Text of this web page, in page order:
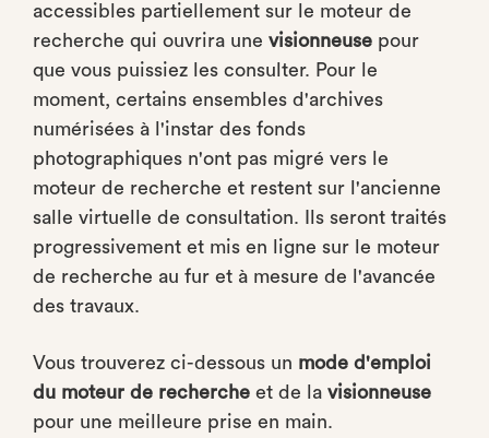
accessibles partiellement sur le moteur de
recherche qui ouvrira une visionneuse pour
que vous puissiez les consulter. Pour le
moment, certains ensembles d'archives
numérisées à l'instar des fonds
photographiques n'ont pas migré vers le
moteur de recherche et restent sur l'ancienne
salle virtuelle de consultation. Ils seront traités
progressivement et mis en ligne sur le moteur
de recherche au fur et à mesure de l'avancée
des travaux.
Vous trouverez ci-dessous un mode d'emploi
du moteur de recherche et de la visionneuse
pour une meilleure prise en main.